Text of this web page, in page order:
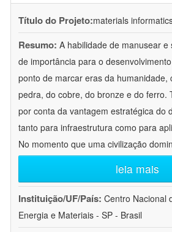
Título do Projeto:materials
Resumo: A habilidade de manusear
de importância para o
ponto de marcar eras da humanidade,
pedra, do cobre, do bronze e do ferro.
por conta da vantagem estratégica do
tanto para infraestrutura como para
No momento que uma civilização
leia mais
Instituição/UF/País: Centro Nacional
Energia e Materiais - SP - Brasil